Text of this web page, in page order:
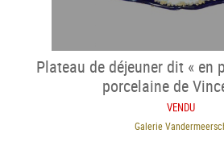
Plateau de déjeuner dit « en
porcelaine de
VENDU
Galerie